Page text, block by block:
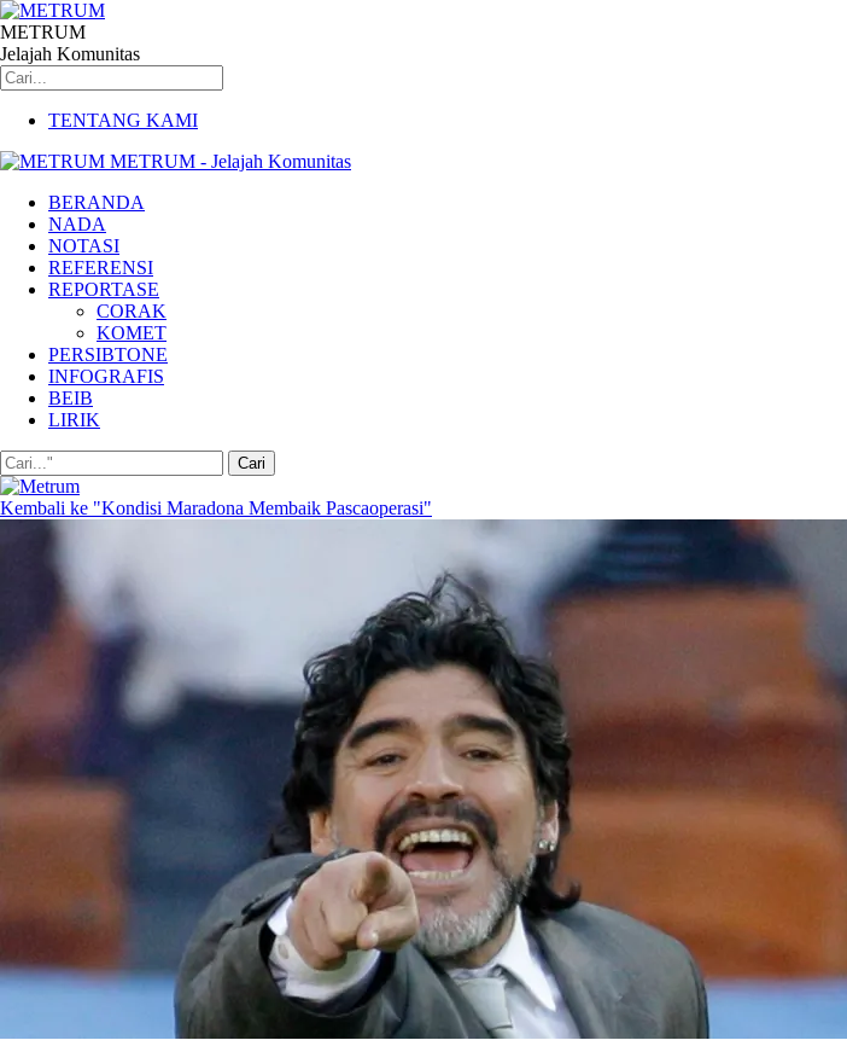
METRUM
Jelajah Komunitas
TENTANG KAMI
METRUM - Jelajah Komunitas
BERANDA
NADA
NOTASI
REFERENSI
REPORTASE
CORAK
KOMET
PERSIBTONE
INFOGRAFIS
BEIB
LIRIK
Kembali ke "Kondisi Maradona Membaik Pascaoperasi"